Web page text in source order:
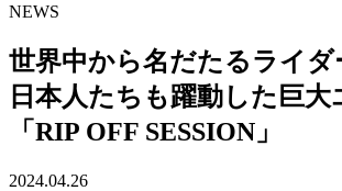
NEWS
世界中から名だたるライダ
日本人たちも躍動した巨大
「RIP OFF SESSION」
2024.04.26